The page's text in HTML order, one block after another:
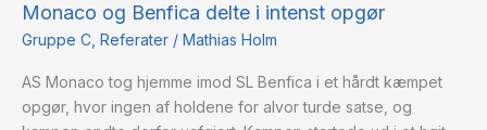
Monaco og Benfica delte i intenst opgør
Gruppe C Referater / Mathias Holm
AS Monaco tog hjemme imod SL Benfica i et hårdt kæmpet
opgør, hvor ingen af holdene for alvor turde satse, og
Benfica
delte
intenst
opgør